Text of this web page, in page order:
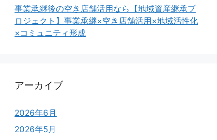
事業承継後の空き店舗活用なら【地域資産継承プ
ロジェクト】事業承継×空き店舗活用×地域活性化
×コミュニティ形成
アーカイブ
2026年6月
2026年5月